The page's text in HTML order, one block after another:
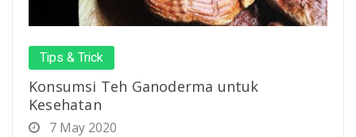
Tips & Trick
Konsumsi Teh Ganoderma untuk
Kesehatan
7 May 2020